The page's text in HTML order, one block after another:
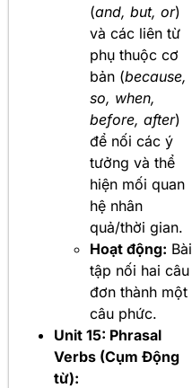
(and, but, or)
và các liên từ
phụ thuộc cơ
bản (because,
so, when,
before, after)
để nối các ý
tưởng và thể
hiện mối quan
hệ nhân
quả/thời gian.
Hoạt động: Bài
tập nối hai câu
đơn thành một
câu phức.
Unit 15: Phrasal
Verbs (Cụm Động
từ):